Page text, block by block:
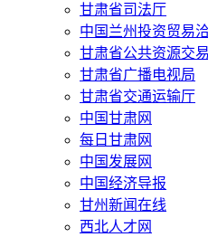
甘肃省司法厅
中国兰州投资贸易
甘肃省公共资源交
甘肃省广播电视局
甘肃省交通运输厅
中国甘肃网
每日甘肃网
中国发展网
中国经济导报
甘州新闻在线
西北人才网